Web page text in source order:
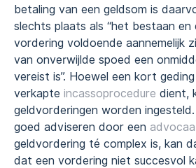
betaling van een geldsom is
slechts plaats als “het bestaan en
vordering voldoende aannemelijk
van onverwijlde spoed een
vereist is”. Hoewel een kort
verkapte incassoprocedure dient,
geldvorderingen worden
goed adviseren door een
geldvordering té complex is, kan
dat een vordering niet succesvol